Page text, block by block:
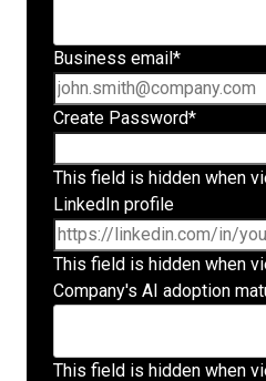
Business email *
Create Password*
This field is hidden when
LinkedIn profile
This field is hidden when
Company's AI adoption
This field is hidden when